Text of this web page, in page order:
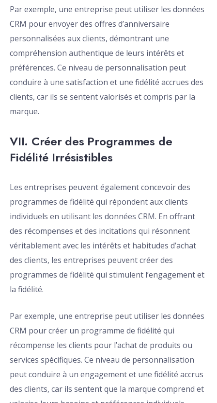
Par exemple, une entreprise peut utiliser les données
CRM pour envoyer des offres d’anniversaire
personnalisées aux clients, démontrant une
compréhension authentique de leurs intérêts et
préférences. Ce niveau de personnalisation peut
conduire à une satisfaction et une fidélité accrues des
clients, car ils se sentent valorisés et compris par la
marque.
VII. Créer des Programmes de
Fidélité Irrésistibles
Les entreprises peuvent également concevoir des
programmes de fidélité qui répondent aux clients
individuels en utilisant les données CRM. En offrant
des récompenses et des incitations qui résonnent
véritablement avec les intérêts et habitudes d’achat
des clients, les entreprises peuvent créer des
programmes de fidélité qui stimulent l’engagement et
la fidélité.
Par exemple, une entreprise peut utiliser les données
CRM pour créer un programme de fidélité qui
récompense les clients pour l’achat de produits ou
services spécifiques. Ce niveau de personnalisation
peut conduire à un engagement et une fidélité accrus
des clients, car ils sentent que la marque comprend et